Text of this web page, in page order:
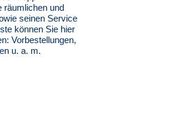
räumlichen und
seinen Service
können Sie hier
Vorbestellungen,
u. a. m.